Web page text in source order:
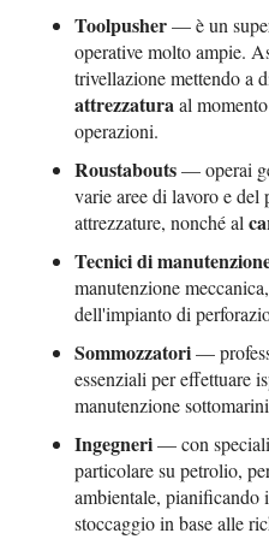
Toolpusher— è un
operative molto ampie.
trivellazione mettendo a
attrezzaturaal
operazioni.
Roustabouts— operai
varie aree di lavoro e del
attrezzature, nonché al
Tecnici di
manutenzione
dell'impianto di
Sommozzatori—
essenziali per effettuare
manutenzione
Ingegneri— con
particolare su petrolio,
ambientale,
stoccaggio in base alle